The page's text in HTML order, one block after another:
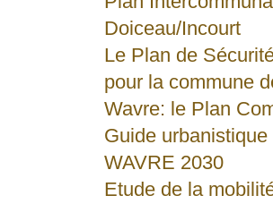
Doiceau/Incourt
Le Plan de
pour la commune
Wavre: le Plan
Guide
WAVRE 2030
Etude de la